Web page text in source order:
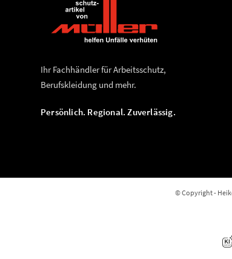
Ihr Fachhändler für Arbeitsschutz,
Berufskleidung und mehr.
Persönlich. Regional. Zuverlässig.
© Copyright -